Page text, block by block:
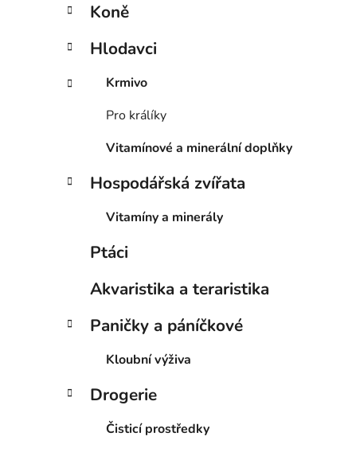
Koně
Hlodavci
Krmivo
Pro králíky
Vitamínové a minerální doplňky
Hospodářská zvířata
Vitamíny a minerály
Ptáci
Akvaristika a teraristika
Paničky a páníčkové
Kloubní výživa
Drogerie
Čisticí prostředky